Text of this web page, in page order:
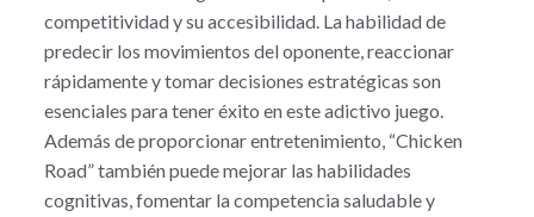
competitividad y su accesibilidad. La habilidad de
predecir los movimientos del oponente, reaccionar
rápidamente y tomar decisiones estratégicas son
esenciales para tener éxito en este adictivo juego.
Además de proporcionar entretenimiento, “Chicken
Road” también puede mejorar las habilidades
cognitivas, fomentar la competencia saludable y